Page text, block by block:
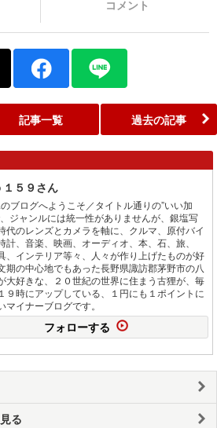
コメント
記事一覧 過去の記事
１５９さん
ブログへようこそ／タイトル通りの”いい加
ジャンルには統一性がありませんが、銀塩写
代のレンズとカメラを軸に、クルマ、原付バイ
計、音楽、映画、オーディオ、本、石、旅、
、インテリア等々、人々が作り上げたものが好
期の中心地でもあった長野県諏訪郡茅野市の八
大好きな、２０世紀の世界に住まう古狸が、毎
９時にアップしている、１円にも１ポイントに
マイナーブログです。
フォローする
る